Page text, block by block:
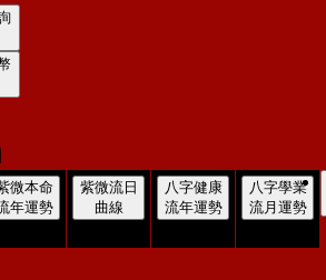
微本命
年運勢
紫微流日
曲線
八字健康
流年運勢
八字學業
流月運勢